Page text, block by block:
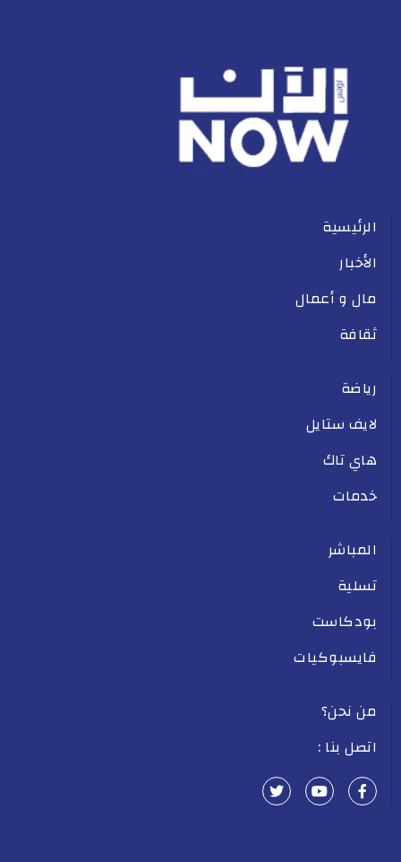
الرئيسية
الأخبار
مال و أعمال
ثقافة
رياضة
لايف ستايل
هاي تاك
خدمات
المباشر
تسلية
بودكاست
فايسبوكيات
من نحن؟
اتصل بنا :